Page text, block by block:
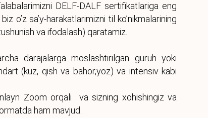
DELF-DALF sertifikatlariga eng
o’z sa’y-harakatlarimizni til ko’nikmalarining
va ifodalash) qaratamiz.
darajalarga moslashtirilgan guruh yoki
(kuz, qish va bahor,yoz) va intensiv kabi
Zoom orqali va sizning xohishingiz va
ham mavjud.